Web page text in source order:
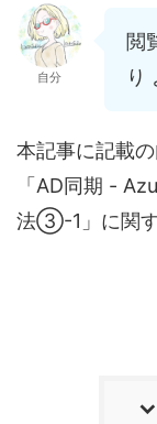
自分
閲
り
本記事に記載の
「AD同期 -
法③-1」に関す